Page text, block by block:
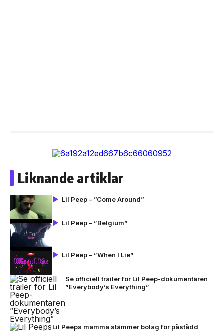
Liknande artiklar
Lil Peep – ”Come Around”
Lil Peep – ”Belgium”
Lil Peep – ”When I Lie”
Se officiell trailer för Lil Peep-dokumentären
”Everybody’s Everything”
Lil Peeps mamma stämmer bolag för påstådd